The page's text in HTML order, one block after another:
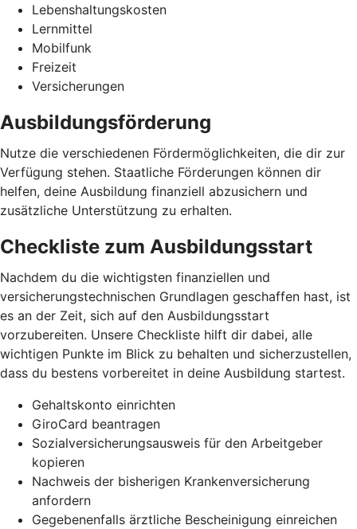
Lebenshaltungskosten
Lernmittel
Mobilfunk
Freizeit
Versicherungen
Ausbildungsförderung
Nutze die verschiedenen Fördermöglichkeiten, die dir zur
Verfügung stehen. Staatliche Förderungen können dir
helfen, deine Ausbildung finanziell abzusichern und
zusätzliche Unterstützung zu erhalten.
Checkliste zum Ausbildungsstart
Nachdem du die wichtigsten finanziellen und
versicherungstechnischen Grundlagen geschaffen hast, ist
es an der Zeit, sich auf den Ausbildungsstart
vorzubereiten. Unsere Checkliste hilft dir dabei, alle
wichtigen Punkte im Blick zu behalten und sicherzustellen,
dass du bestens vorbereitet in deine Ausbildung startest.
Gehaltskonto einrichten
GiroCard beantragen
Sozialversicherungsausweis für den Arbeitgeber
kopieren
Nachweis der bisherigen Krankenversicherung
anfordern
Gegebenenfalls ärztliche Bescheinigung einreichen